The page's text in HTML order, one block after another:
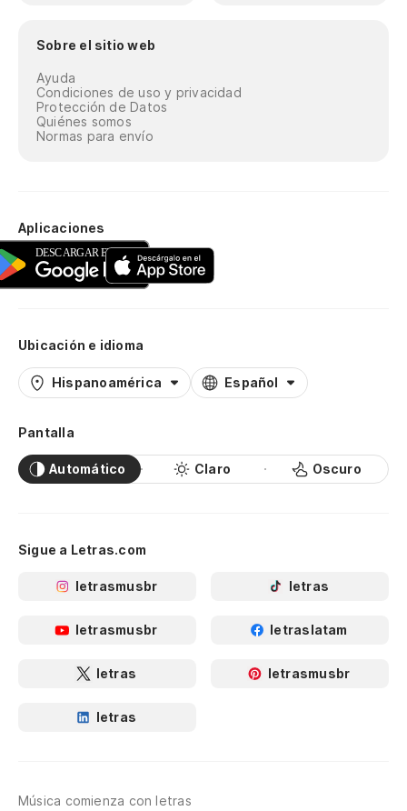
Sobre el sitio web
Ayuda
Condiciones de uso y privacidad
Protección de Datos
Quiénes somos
Normas para envío
Aplicaciones
Ubicación e idioma
Hispanoamérica Español
Pantalla
Automático Claro Oscuro
Sigue a Letras.com
letrasmusbr letras
letrasmusbr letraslatam
letras letrasmusbr
letras
Música comienza con letras